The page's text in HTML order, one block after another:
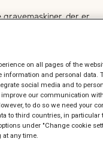
der er
bestående af en
tilhørende arbejdsvogn
klare og effektive
on all pages of the
and personal data.
social media and to
our communication
to do so we need your
to third countries, in particular
under "Change cookie
any time.